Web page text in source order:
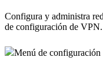
Configura y administra
de configuración de VPN.
Menú de